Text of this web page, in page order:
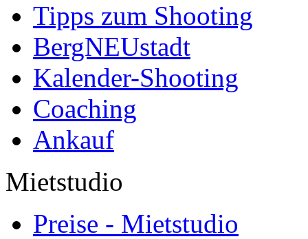
Tipps zum Shooting
BergNEUstadt
Kalender-Shooting
Coaching
Ankauf
Mietstudio
Preise - Mietstudio